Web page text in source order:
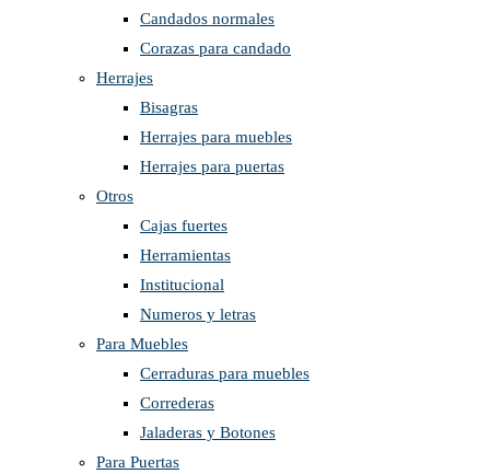
Candados normales
Corazas para candado
Herrajes
Bisagras
Herrajes para muebles
Herrajes para puertas
Otros
Cajas fuertes
Herramientas
Institucional
Numeros y letras
Para Muebles
Cerraduras para muebles
Correderas
Jaladeras y Botones
Para Puertas